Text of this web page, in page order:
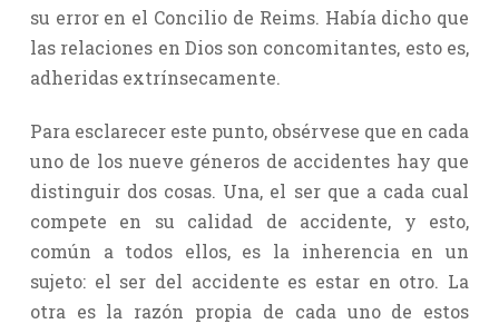
su error en el Concilio de Reims. Había dicho que
las relaciones en Dios son concomitantes, esto es,
adheridas extrínsecamente.
Para esclarecer este punto, obsérvese que en cada
uno de los nueve géneros de accidentes hay que
distinguir dos cosas. Una, el ser que a cada cual
compete en su calidad de accidente, y esto,
común a todos ellos, es la inherencia en un
sujeto: el ser del accidente es estar en otro. La
otra es la razón propia de cada uno de estos